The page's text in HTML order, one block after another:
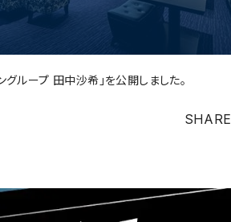
ループ 田中沙希」を公開しました。
SHARE